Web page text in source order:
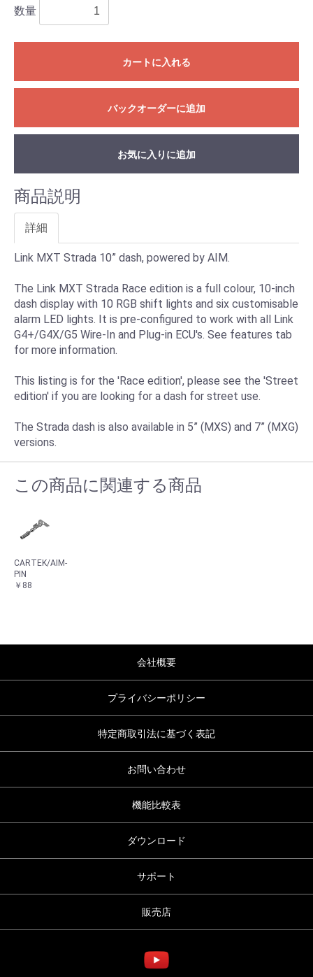
数量
カートに入れる
バックオーダーに追加
お気に入りに追加
商品説明
詳細
Link MXT Strada 10” dash, powered by AIM.
The Link MXT Strada Race edition is a full colour, 10-inch
dash display with 10 RGB shift lights and six customisable
alarm LED lights. It is pre-configured to work with all Link
G4+/G4X/G5 Wire-In and Plug-in ECU's. See features tab
for more information.
This listing is for the 'Race edition', please see the 'Street
edition' if you are looking for a dash for street use.
The Strada dash is also available in 5” (MXS) and 7” (MXG)
versions.
この商品に関連する商品
CARTEK/AIM-
PIN
￥88
会社概要
プライバシーポリシー
特定商取引法に基づく表記
お問い合わせ
機能比較表
ダウンロード
サポート
販売店